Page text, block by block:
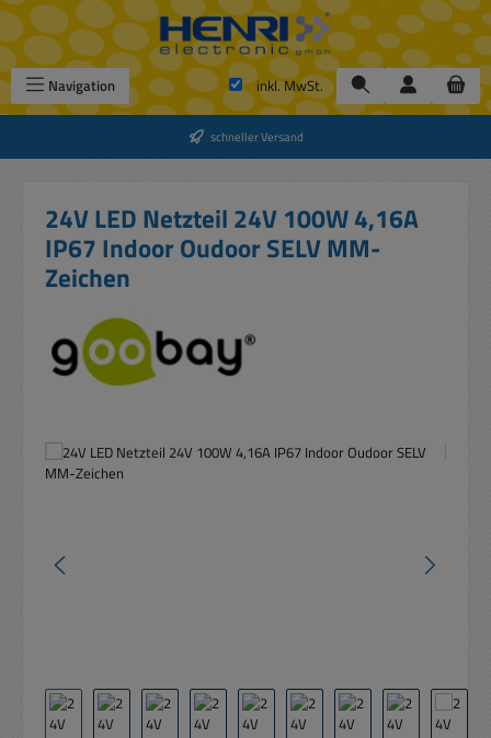
Zum Hauptinhalt springen
Navigation inkl. MwSt.
schneller Versand
24V LED Netzteil 24V 100W 4,16A
IP67 Indoor Oudoor SELV MM-
Zeichen
Bildergalerie überspringen